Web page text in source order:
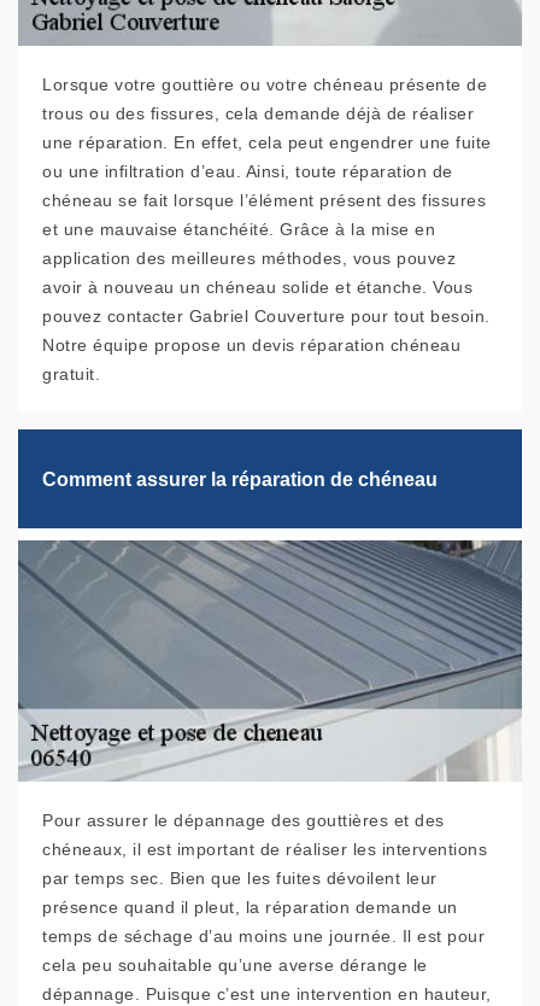
Lorsque votre gouttière ou votre chéneau présente de
trous ou des fissures, cela demande déjà de réaliser
une réparation. En effet, cela peut engendrer une fuite
ou une infiltration d’eau. Ainsi, toute réparation de
chéneau se fait lorsque l’élément présent des fissures
et une mauvaise étanchéité. Grâce à la mise en
application des meilleures méthodes, vous pouvez
avoir à nouveau un chéneau solide et étanche. Vous
pouvez contacter Gabriel Couverture pour tout besoin.
Notre équipe propose un devis réparation chéneau
gratuit.
Comment assurer la réparation de chéneau
Pour assurer le dépannage des gouttières et des
chéneaux, il est important de réaliser les interventions
par temps sec. Bien que les fuites dévoilent leur
présence quand il pleut, la réparation demande un
temps de séchage d’au moins une journée. Il est pour
cela peu souhaitable qu’une averse dérange le
dépannage. Puisque c’est une intervention en hauteur,